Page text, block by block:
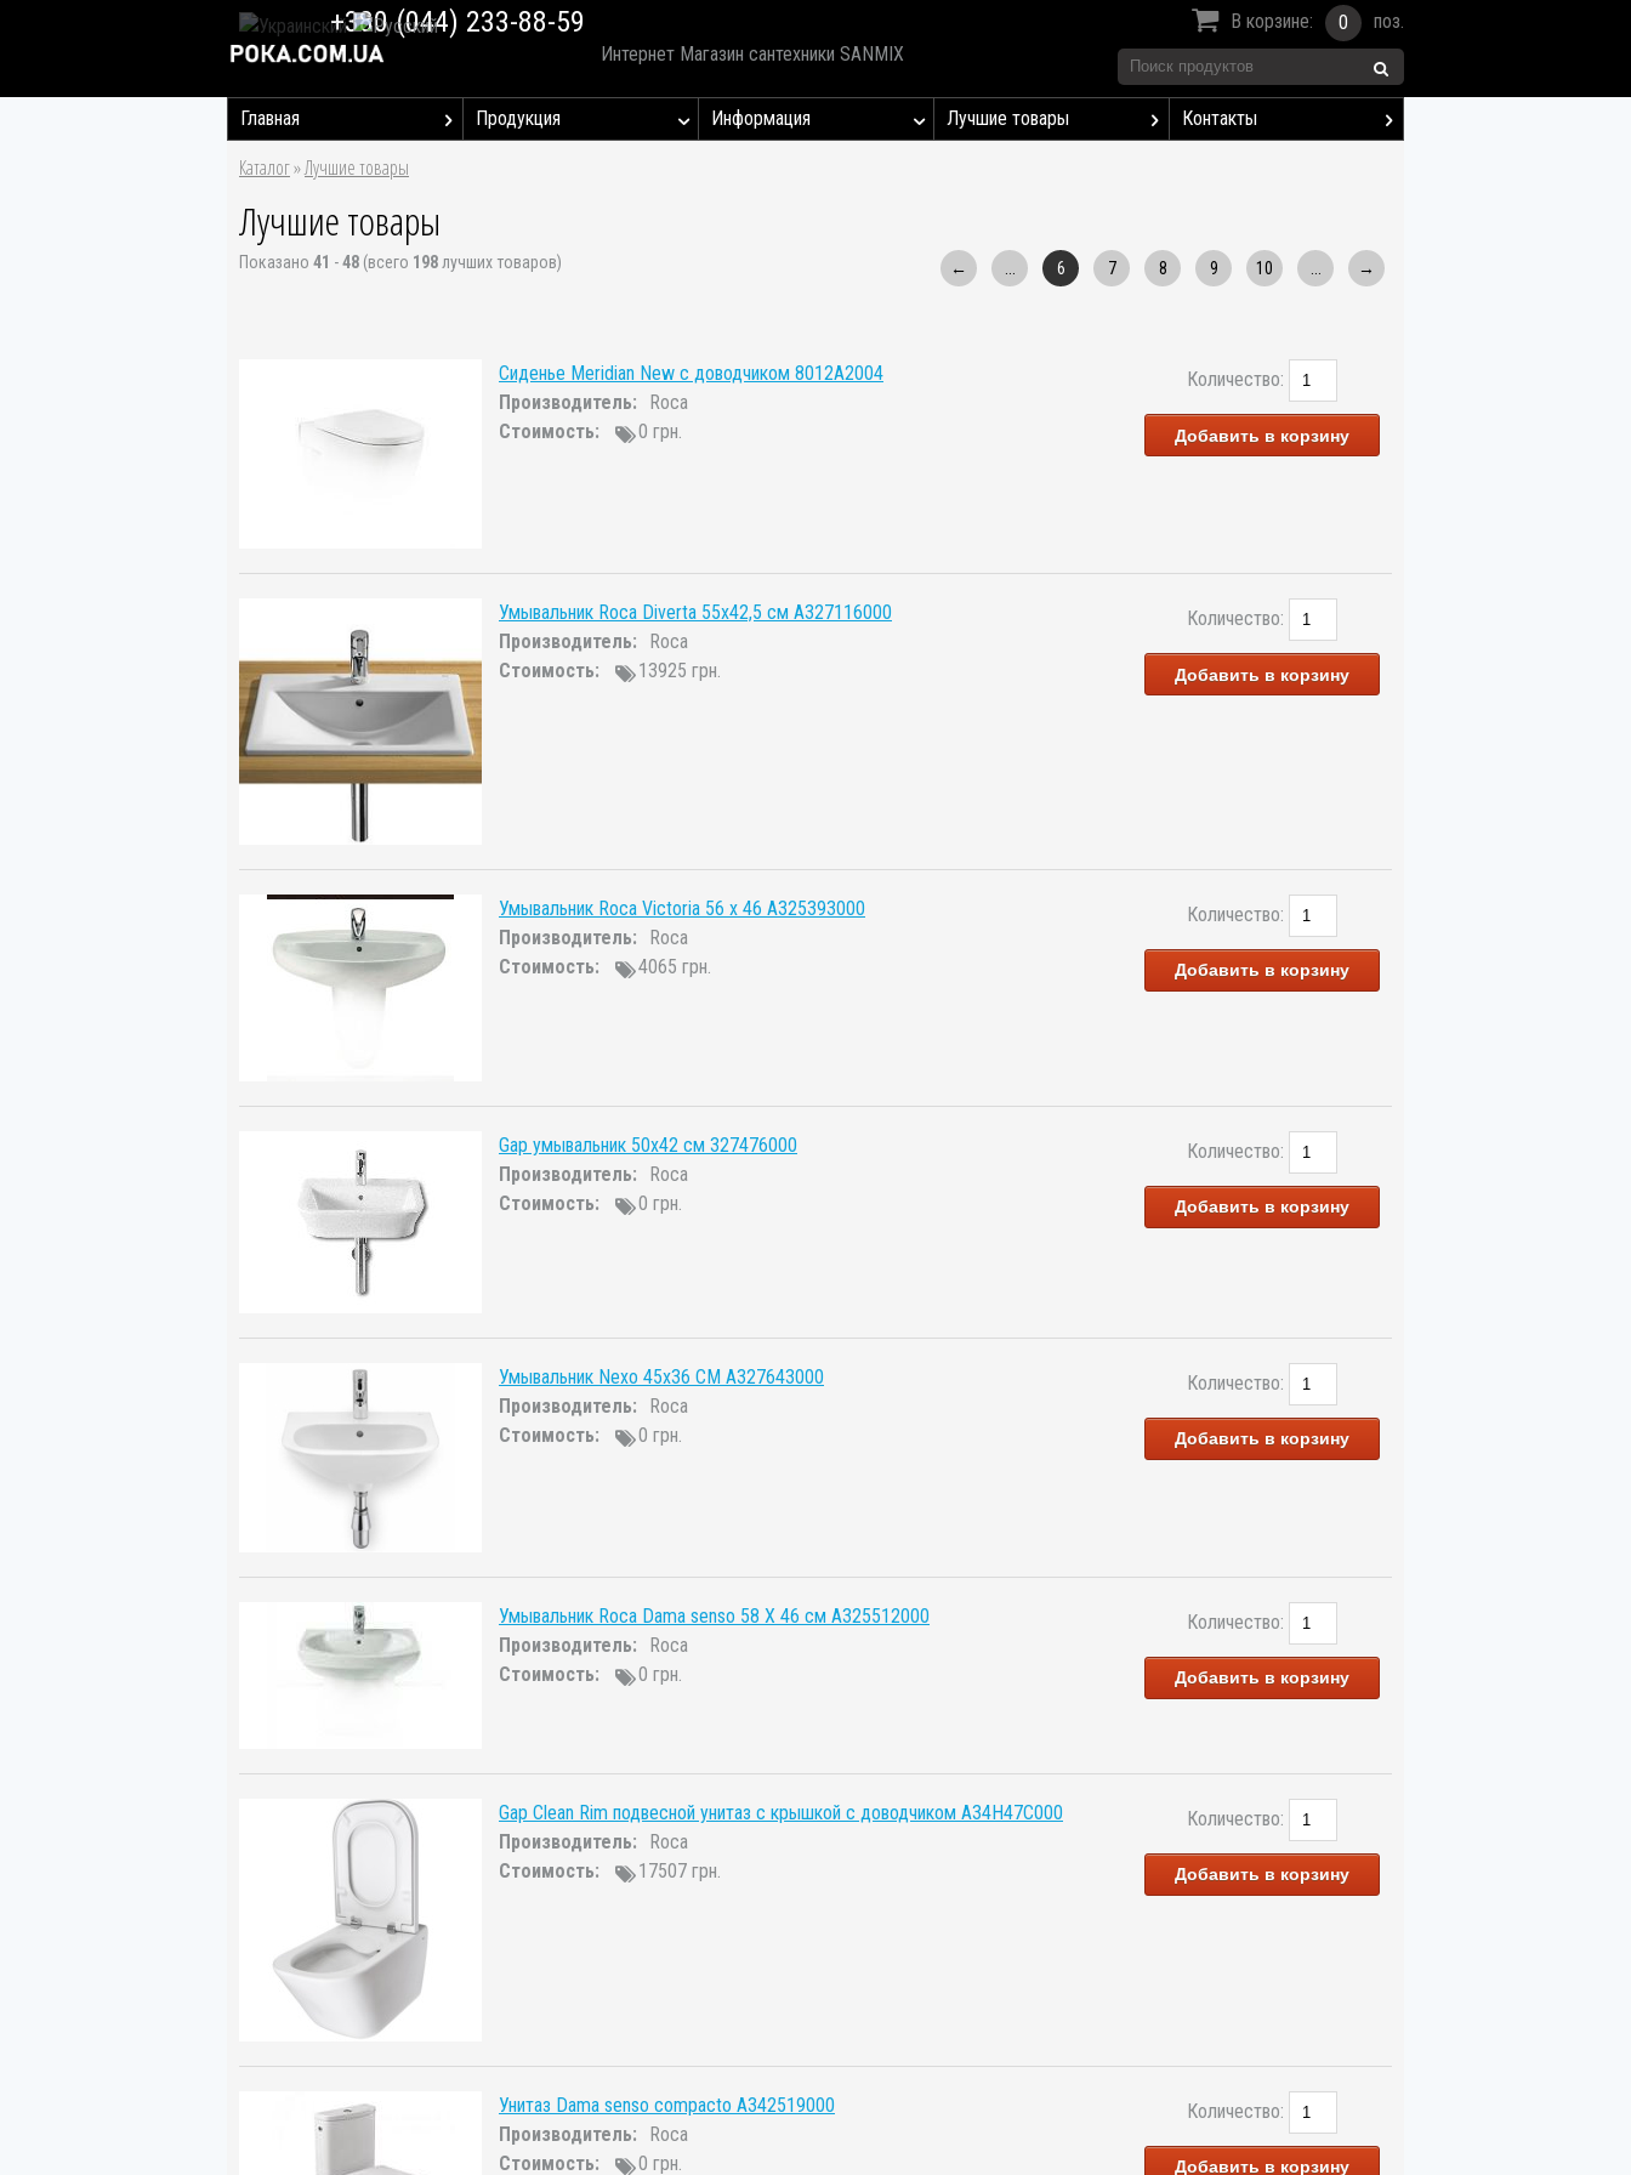
+380 (044) 233-88-59 В корзине: 0
поз.
Интернет Магазин сантехники SANMIX
Главная Продукция Информация Лучшие товары Контакты
Каталог»Лучшие товары
Лучшие товары
Показано 41 -48 (всего 198 лучших товаров) ← 6 7 8 9 10 →
Сиденье Meridian New с доводчиком 8012A2004
Производитель:
Roca
Стоимость:
0 грн.
Количество:
Добавить в корзину
Умывальник Roca Diverta 55x42,5 см A327116000
Производитель:
Roca
Стоимость:
13925 грн.
Количество:
Добавить в корзину
Умывальник Roca Victoria 56 x 46 A325393000
Производитель:
Roca
Стоимость:
4065 грн.
Количество:
Добавить в корзину
Gap умывальник 50x42 см 327476000
Производитель:
Roca
Стоимость:
0 грн.
Количество:
Добавить в корзину
Умывальник Nexo 45x36 СМ A327643000
Производитель:
Roca
Стоимость:
0 грн.
Количество:
Добавить в корзину
Умывальник Roca Dama senso 58 Х 46 см A325512000
Производитель:
Roca
Стоимость:
0 грн.
Количество:
Добавить в корзину
Gap Clean Rim подвесной унитаз с крышкой с доводчиком A34H47C000
Производитель:
Roca
Стоимость:
17507 грн.
Количество:
Добавить в корзину
Унитаз Dama senso compacto A342519000
Производитель:
Roca
Стоимость:
0 грн.
Количество:
Добавить в корзину